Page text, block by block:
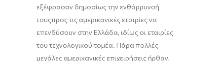
εξέφρασαν δημοσίως την ενθάρρυνσή
τουςπρος τις αμερικανικές εταιρίες να
επενδύσουν στην Ελλάδα, ιδίως οι εταιρίες
του τεχνολογικού τομέα. Πάρα πολλές
μεγάλες αμερικανικές επιχειρήσεις ήρθαν,